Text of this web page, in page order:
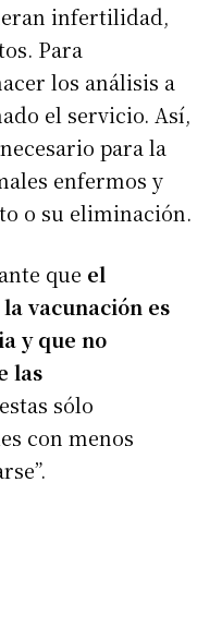
infertilidad,
Para
los análisis a
el servicio. Así,
para la
enfermos y
o su eliminación.
que el
vacunación es
y que no
las
sólo
con menos